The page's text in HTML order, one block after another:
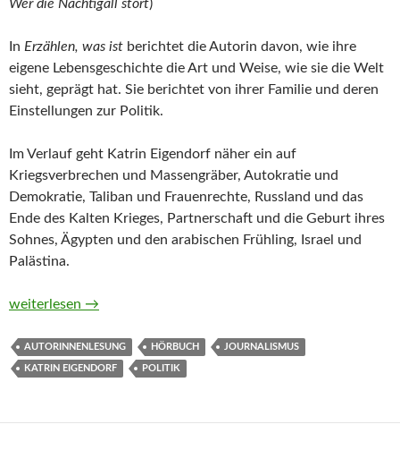
Wer die Nachtigall stört)
In Erzählen, was ist berichtet die Autorin davon, wie ihre
eigene Lebensgeschichte die Art und Weise, wie sie die Welt
sieht, geprägt hat. Sie berichtet von ihrer Familie und deren
Einstellungen zur Politik.
Im Verlauf geht Katrin Eigendorf näher ein auf
Kriegsverbrechen und Massengräber, Autokratie und
Demokratie, Taliban und Frauenrechte, Russland und das
Ende des Kalten Krieges, Partnerschaft und die Geburt ihres
Sohnes, Ägypten und den arabischen Frühling, Israel und
Palästina.
Erzählen, was ist von Katrin Eigendorf (Hörbuch)
weiterlesen →
AUTORINNENLESUNG HÖRBUCH JOURNALISMUS
KATRIN EIGENDORF POLITIK